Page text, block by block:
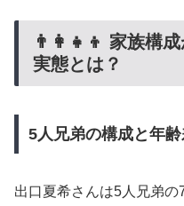
👨‍👩‍👧‍👦 家族構
実態とは？
5人兄弟の構成と年齢
出口夏希さんは5人兄弟の